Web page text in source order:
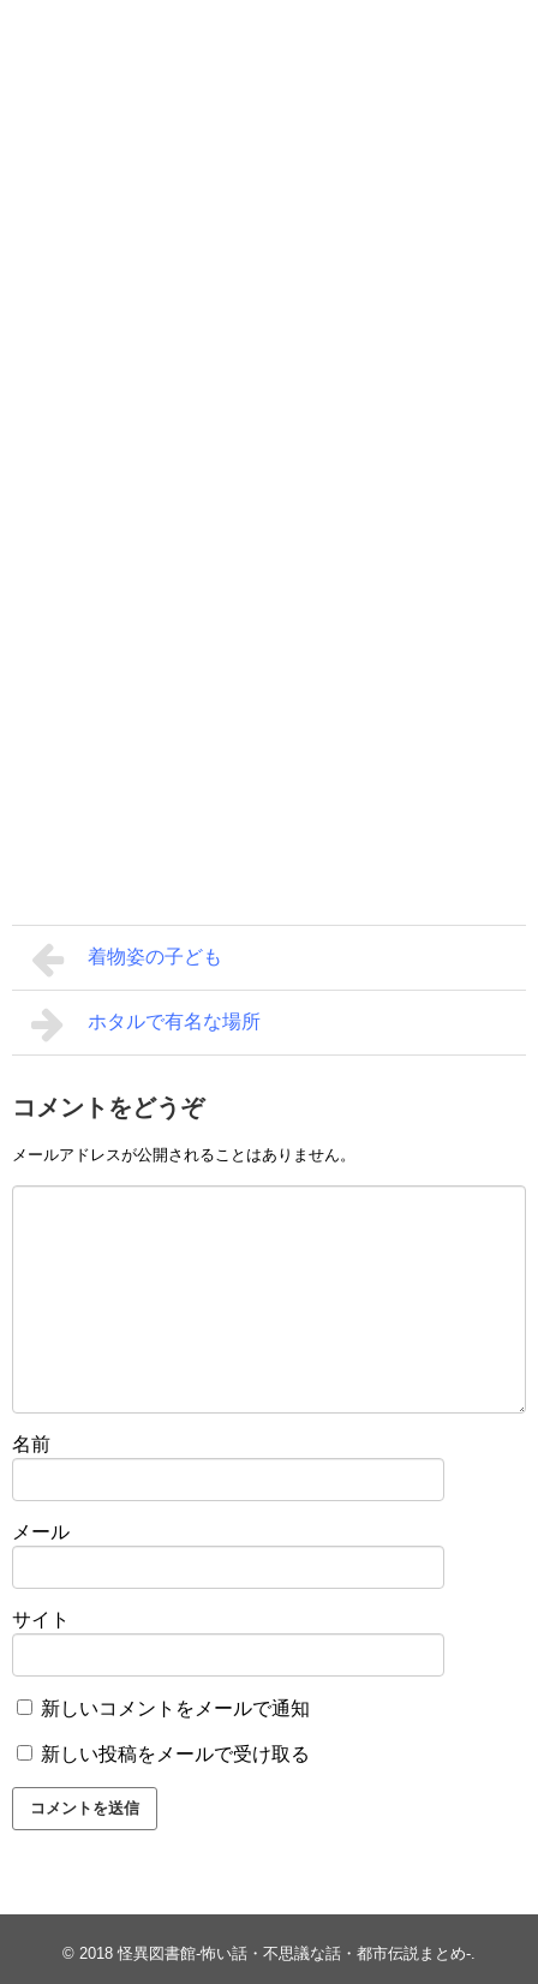
着物姿の子ども
ホタルで有名な場所
コメントをどうぞ
メールアドレスが公開されることはありません。
名前
メール
サイト
新しいコメントをメールで通知
新しい投稿をメールで受け取る
© 2018 怪異図書館-怖い話・不思議な話・都市伝説まとめ-